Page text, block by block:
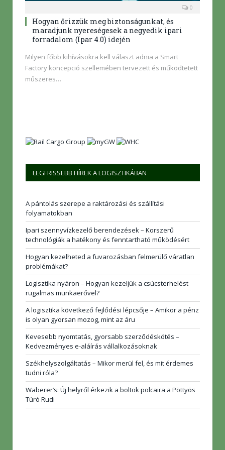
0
Hogyan őrizzük meg biztonságunkat, és
maradjunk nyereségesek a negyedik ipari
forradalom (Ipar 4.0) idején
Milyen főbb kihívásokra kell választ adnia a Smart
Factory koncepció szellemében tervezett és működtetett
műszeres…
LEGFRISSEBB HÍREK A LOGISZTIKÁBAN
A pántolás szerepe a raktározási és szállítási
folyamatokban
Ipari szennyvízkezelő berendezések – Korszerű
technológiák a hatékony és fenntartható működésért
Hogyan kezelheted a fuvarozásban felmerülő váratlan
problémákat?
Logisztika nyáron – Hogyan kezeljük a csúcsterhelést
rugalmas munkaerővel?
A logisztika következő fejlődési lépcsője – Amikor a pénz
is olyan gyorsan mozog, mint az áru
Kevesebb nyomtatás, gyorsabb szerződéskötés –
Kedvezményes e-aláírás vállalkozásoknak
Székhelyszolgáltatás – Mikor merül fel, és mit érdemes
tudni róla?
Waberer’s: Új helyről érkezik a boltok polcaira a Pöttyös
Túró Rudi